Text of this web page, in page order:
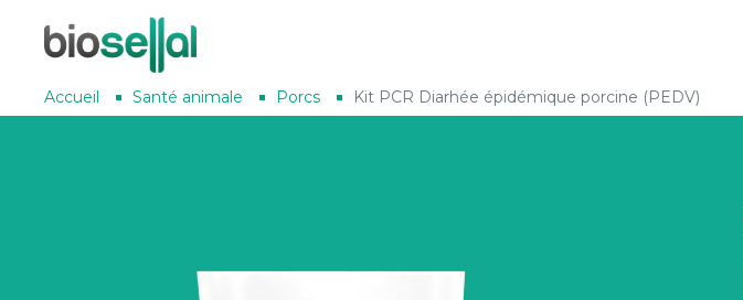
Accueil Santé animale Porcs Kit PCR Diarhée épidémique porcine (PEDV)